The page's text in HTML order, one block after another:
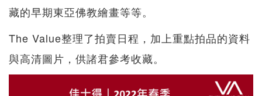
藏的早期東亞佛教繪畫等等。
The Value整理了拍賣日程，加上重點拍品的資料
與高清圖片，供諸君參考收藏。